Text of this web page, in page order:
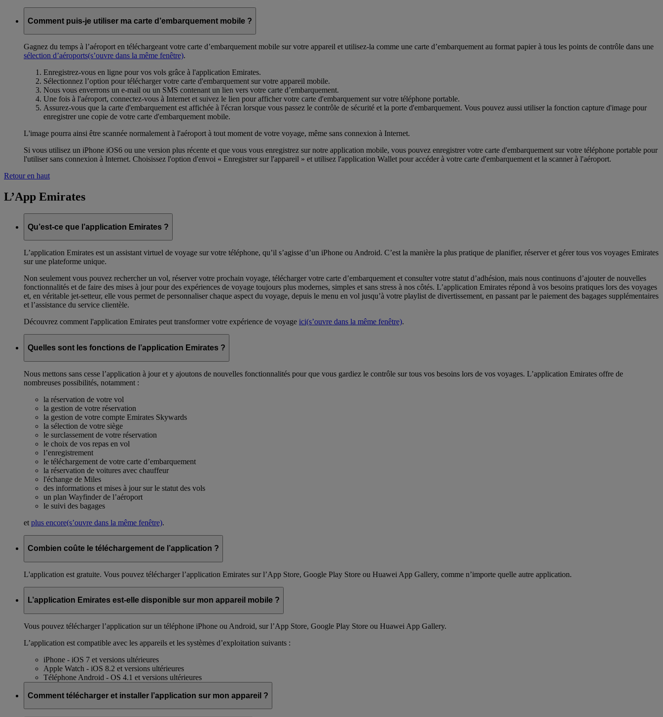
Comment puis-je utiliser ma carte d’embarquement mobile ?
Gagnez du temps à l’aéroport en téléchargeant votre carte d’embarquement mobile sur votre appareil et utilisez-la comme une carte d’embarquement au format papier à tous les points de contrôle dans une
sélection d’aéroports(s’ouvre dans la même fenêtre).
Enregistrez-vous en ligne pour vos vols grâce à l'application Emirates.
Sélectionnez l’option pour télécharger votre carte d'embarquement sur votre appareil mobile.
Nous vous enverrons un e-mail ou un SMS contenant un lien vers votre carte d’embarquement.
Une fois à l'aéroport, connectez-vous à Internet et suivez le lien pour afficher votre carte d'embarquement sur votre téléphone portable.
Assurez-vous que la carte d'embarquement est affichée à l'écran lorsque vous passez le contrôle de sécurité et la porte d'embarquement. Vous pouvez aussi utiliser la fonction capture d'image pour
enregistrer une copie de votre carte d'embarquement mobile.
L'image pourra ainsi être scannée normalement à l'aéroport à tout moment de votre voyage, même sans connexion à Internet.
Si vous utilisez un iPhone iOS6 ou une version plus récente et que vous vous enregistrez sur notre application mobile, vous pouvez enregistrer votre carte d'embarquement sur votre téléphone portable pour
l'utiliser sans connexion à Internet. Choisissez l'option d'envoi « Enregistrer sur l'appareil » et utilisez l'application Wallet pour accéder à votre carte d'embarquement et la scanner à l'aéroport.
Retour en haut
L’App Emirates
Qu’est-ce que l’application Emirates ?
L’application Emirates est un assistant virtuel de voyage sur votre téléphone, qu’il s’agisse d’un iPhone ou Android. C’est la manière la plus pratique de planifier, réserver et gérer tous vos voyages Emirates
sur une plateforme unique.
Non seulement vous pouvez rechercher un vol, réserver votre prochain voyage, télécharger votre carte d’embarquement et consulter votre statut d’adhésion, mais nous continuons d’ajouter de nouvelles
fonctionnalités et de faire des mises à jour pour des expériences de voyage toujours plus modernes, simples et sans stress à nos côtés. L’application Emirates répond à vos besoins pratiques lors des voyages
et, en véritable jet-setteur, elle vous permet de personnaliser chaque aspect du voyage, depuis le menu en vol jusqu’à votre playlist de divertissement, en passant par le paiement des bagages supplémentaires
et l’assistance du service clientèle.
Découvrez comment l'application Emirates peut transformer votre expérience de voyage ici(s’ouvre dans la même fenêtre).
Quelles sont les fonctions de l’application Emirates ?
Nous mettons sans cesse l’application à jour et y ajoutons de nouvelles fonctionnalités pour que vous gardiez le contrôle sur tous vos besoins lors de vos voyages. L’application Emirates offre de
nombreuses possibilités, notamment :
la réservation de votre vol
la gestion de votre réservation
la gestion de votre compte Emirates Skywards
la sélection de votre siège
le surclassement de votre réservation
le choix de vos repas en vol
l’enregistrement
le téléchargement de votre carte d’embarquement
la réservation de voitures avec chauffeur
l'échange de Miles
des informations et mises à jour sur le statut des vols
un plan Wayfinder de l’aéroport
le suivi des bagages
et plus encore(s’ouvre dans la même fenêtre).
Combien coûte le téléchargement de l’application ?
L'application est gratuite. Vous pouvez télécharger l’application Emirates sur l’App Store, Google Play Store ou Huawei App Gallery, comme n’importe quelle autre application.
L’application Emirates est-elle disponible sur mon appareil mobile ?
Vous pouvez télécharger l’application sur un téléphone iPhone ou Android, sur l’App Store, Google Play Store ou Huawei App Gallery.
L’application est compatible avec les appareils et les systèmes d’exploitation suivants :
iPhone - iOS 7 et versions ultérieures
Apple Watch - iOS 8.2 et versions ultérieures
Téléphone Android - OS 4.1 et versions ultérieures
Comment télécharger et installer l’application sur mon appareil ?